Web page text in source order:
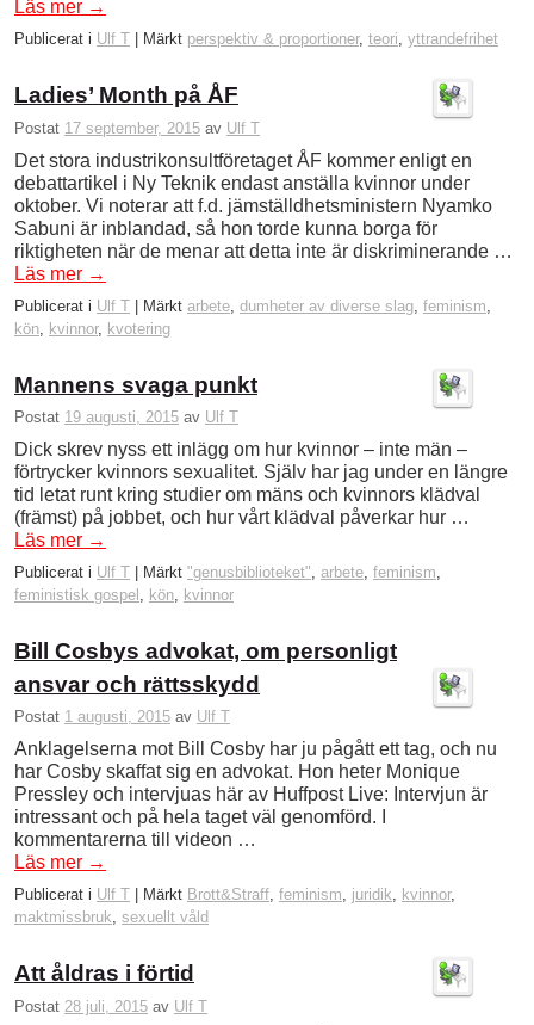
Läs mer →
Publicerat i Ulf T Märkt perspektiv & proportioner, teori, yttrandefrihet
Ladies’ Month på ÅF
Postat 17 september, 2015 av Ulf T
Det stora industrikonsultföretaget ÅF kommer enligt en
debattartikel i Ny Teknik endast anställa kvinnor under
oktober. Vi noterar att f.d. jämställdhetsministern Nyamko
Sabuni är inblandad, så hon torde kunna borga för
riktigheten när de menar att detta inte är diskriminerande …
Läs mer →
Publicerat i Ulf T | Märkt arbete dumheter av diverse slag feminism
kön kvinnor, kvotering
Mannens svaga punkt
Postat 19 augusti, 2015 av Ulf T
Dick skrev nyss ett inlägg om hur kvinnor – inte män –
förtrycker kvinnors sexualitet. Själv har jag under en längre
tid letat runt kring studier om mäns och kvinnors klädval
(främst) på jobbet, och hur vårt klädval påverkar hur …
Läs mer →
Publicerat i Ulf T Märkt "genusbiblioteket" arbete feminism
feministisk gospel
kön kvinnor
Bill Cosbys advokat, om personligt
ansvar och rättsskydd
Postat 1 augusti, 2015 av Ulf T
Anklagelserna mot Bill Cosby har ju pågått ett tag, och nu
har Cosby skaffat sig en advokat. Hon heter Monique
Pressley och intervjuas här av Huffpost Live: Intervjun är
intressant och på hela taget väl genomförd. I
kommentarerna till videon …
Läs mer →
Publicerat i Ulf T Märkt Brott&Straff, feminism, juridik, kvinnor,
maktmissbruk, sexuellt våld
Att åldras i förtid
Postat 28 juli, 2015 av Ulf T